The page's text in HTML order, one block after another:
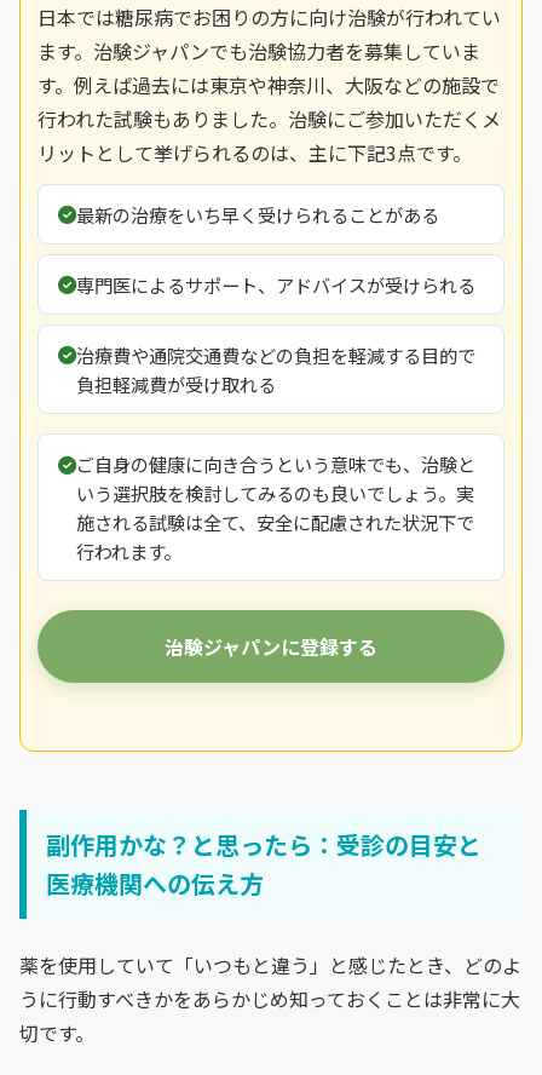
日本では糖尿病でお困りの方に向け治験が行われてい
ます。治験ジャパンでも治験協力者を募集していま
す。例えば過去には東京や神奈川、大阪などの施設で
行われた試験もありました。治験にご参加いただくメ
リットとして挙げられるのは、主に下記3点です。
最新の治療をいち早く受けられることがある
専門医によるサポート、アドバイスが受けられる
治療費や通院交通費などの負担を軽減する目的で
負担軽減費が受け取れる
ご自身の健康に向き合うという意味でも、治験と
いう選択肢を検討してみるのも良いでしょう。実
施される試験は全て、安全に配慮された状況下で
行われます。
治験ジャパンに登録する
副作用かな？と思ったら：受診の目安と
医療機関への伝え方
薬を使用していて「いつもと違う」と感じたとき、どのよ
うに行動すべきかをあらかじめ知っておくことは非常に大
切です。